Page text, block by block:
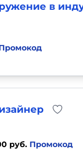
в
руб. Промокод